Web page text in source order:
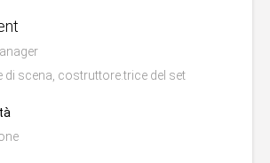
di scena, costruttore.trice del set